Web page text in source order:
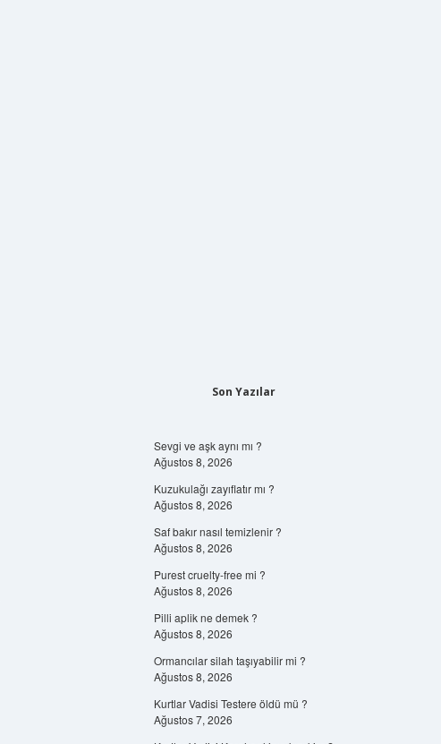
Son Yazılar
Sevgi ve aşk aynı mı ?
Ağustos 8, 2026
Kuzukulağı zayıflatır mı ?
Ağustos 8, 2026
Saf bakır nasıl temizlenir ?
Ağustos 8, 2026
Purest cruelty-free mi ?
Ağustos 8, 2026
Pilli aplik ne demek ?
Ağustos 8, 2026
Ormancılar silah taşıyabilir mi ?
Ağustos 8, 2026
Kurtlar Vadisi Testere öldü mü ?
Ağustos 7, 2026